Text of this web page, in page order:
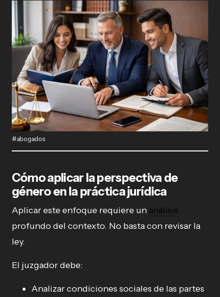
#abogados
Cómo aplicar la perspectiva de
género en la práctica jurídica
Aplicar este enfoque requiere un análisis
profundo del contexto. No basta con revisar la
ley.
El juzgador debe:
Analizar condiciones sociales de las partes